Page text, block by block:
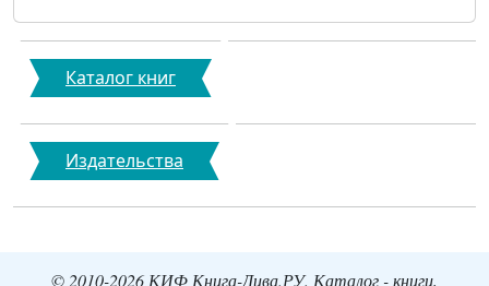
Каталог книг
Издательства
© 2010-2026 КИФ Книга-Дива.РУ. Каталог - книги,